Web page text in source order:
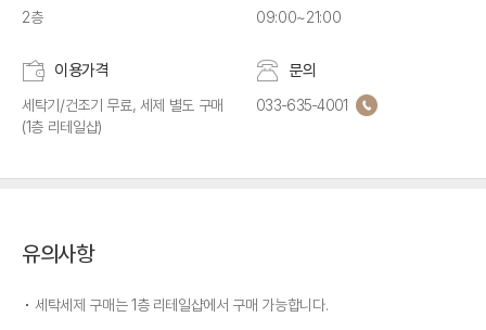
2층 09:00~21:00
이용가격
세탁기/건조기 무료, 세제 별도 구매
(1층 리테일샵)
문의
033-635-4001
유의사항
세탁세제 구매는 1층 리테일샵에서 구매 가능합니다.